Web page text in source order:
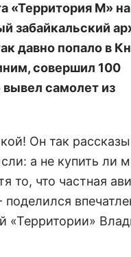
«Территория М» на
забайкальский
давно попало в
совершил 100
самолет из
Он так
а не купить ли
то, что частная
поделился
«Территории»